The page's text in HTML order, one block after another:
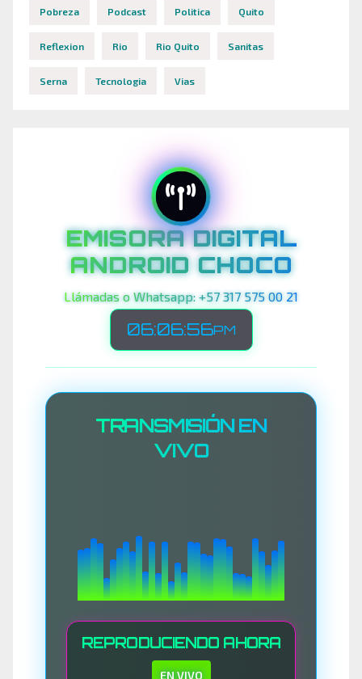
Pobreza Podcast Politica Quito
Reflexion Rio Rio Quito Sanitas
Serna Tecnologia Vias
EMISORA DIGITAL
ANDROID CHOCO
Llámadas o Whatsapp: +57 317 575 00 21
06:06:59PM
TRANSMISIÓN EN
VIVO
REPRODUCIENDO AHORA
EN VIVO